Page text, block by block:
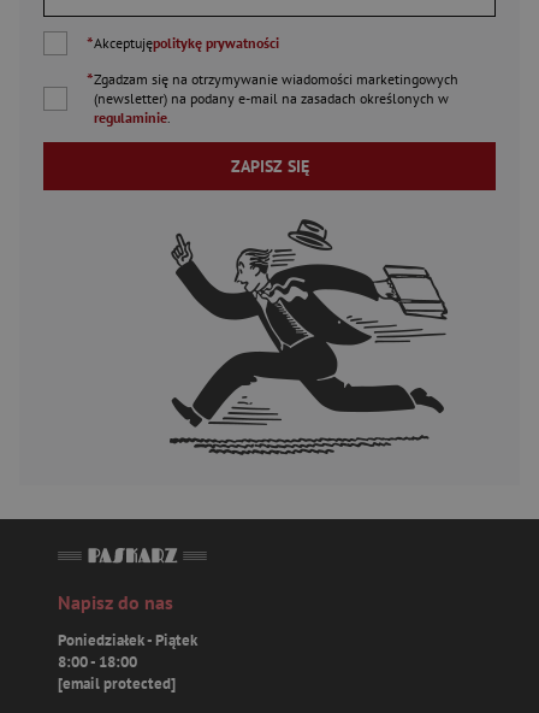
*Akceptujępolitykę prywatności
*Zgadzam się na otrzymywanie wiadomości marketingowych
(newsletter) na podany e-mail na zasadach określonych w
regulaminie.
ZAPISZ SIĘ
Napisz do nas
Poniedziałek - Piątek
8:00 - 18:00
[email protected]